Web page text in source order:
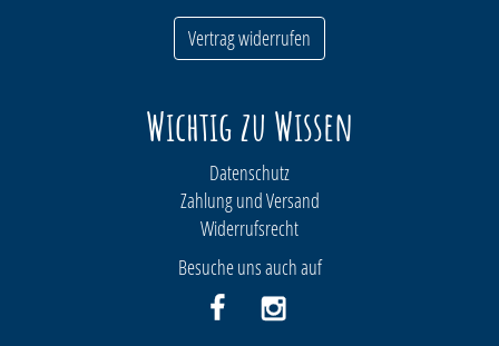
Vertrag widerrufen
Wichtig zu Wissen
Datenschutz
Zahlung und Versand
Widerrufsrecht
Besuche uns auch auf